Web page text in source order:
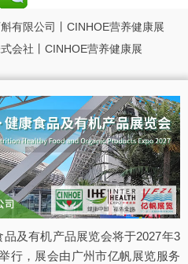
有限公司丨CINHOE营养健康展
会社丨CINHOE营养健康展
及有机产品展览会将于2027年3
行，展会由广州市亿帆展览服务